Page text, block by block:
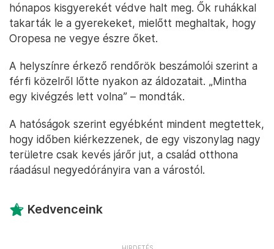
hónapos kisgyerekét védve halt meg. Ők ruhákkal
takarták le a gyerekeket, mielőtt meghaltak, hogy
Oropesa ne vegye észre őket.
A helyszínre érkező rendőrök beszámolói szerint a
férfi közelről lőtte nyakon az áldozatait. „Mintha
egy kivégzés lett volna” – mondták.
A hatóságok szerint egyébként mindent megtettek,
hogy időben kiérkezzenek, de egy viszonylag nagy
területre csak kevés járőr jut, a család otthona
ráadásul negyedórányira van a várostól.
Kedvenceink